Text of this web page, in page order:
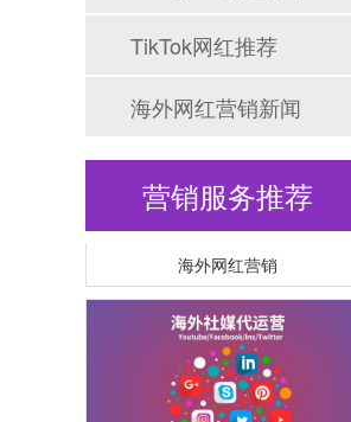
TikTok网红推荐
海外网红营销新闻
营销服务推荐